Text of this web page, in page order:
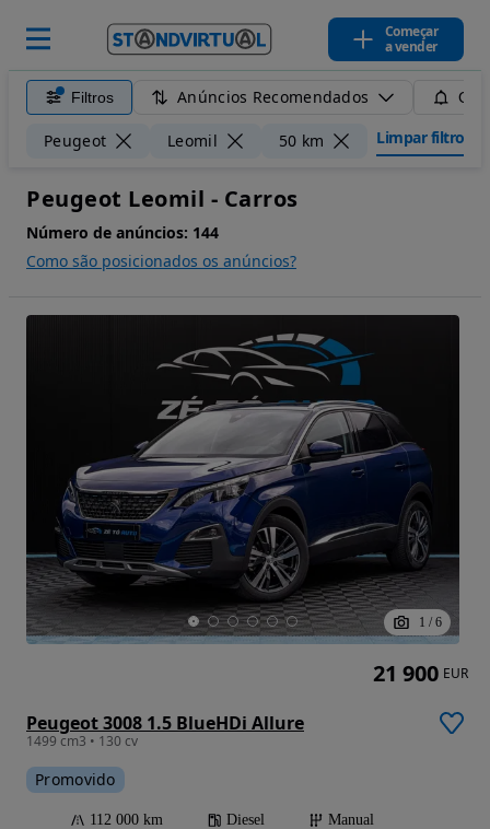
Começar
a vender
Filtros Anúncios Recomendados
Peugeot Leomil 50 km Limpar filtros
Peugeot Leomil - Carros
Número de anúncios: 144
Como são posicionados os anúncios?
1 / 6
Peugeot 3008 1.5 BlueHDi Allure
1499 cm3 • 130 cv
Promovido
112 000 km Diesel
Manual
21 900 EUR